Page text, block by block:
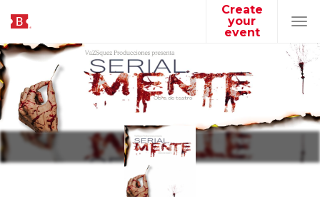
Create
your
event